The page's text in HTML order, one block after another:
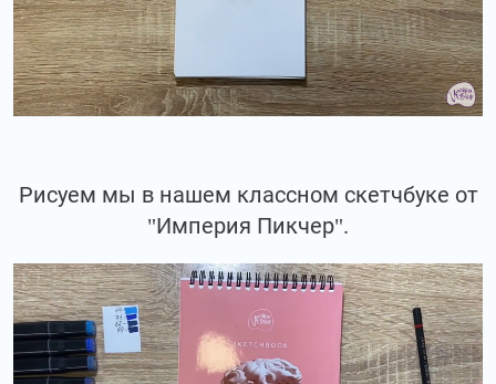
Рисуем мы в нашем классном скетчбуке от
"Империя Пикчер".